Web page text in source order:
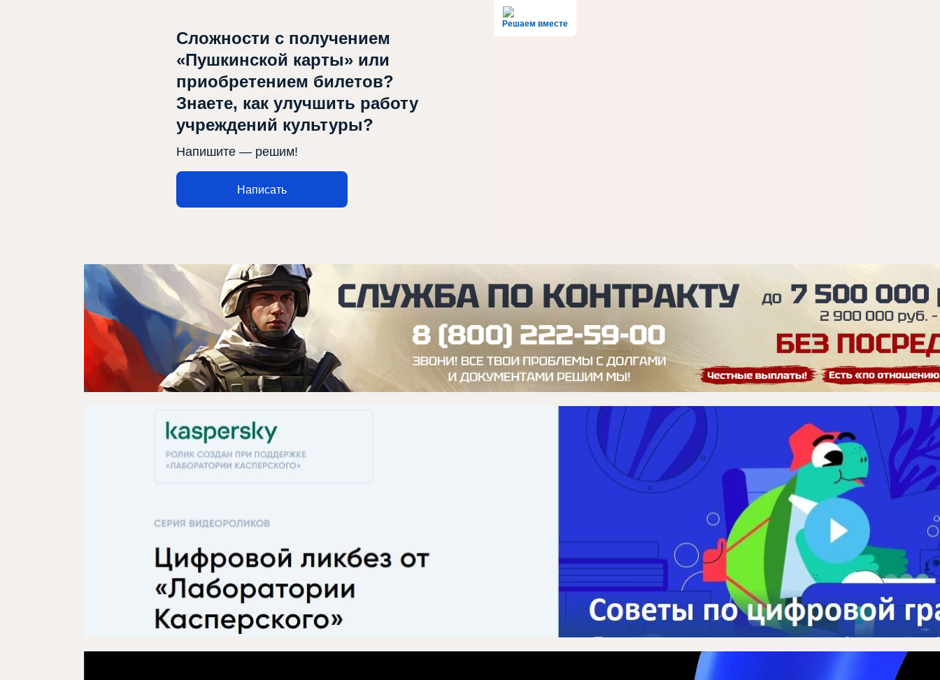
Афиша
Театр турында
Яңалыклар
Репертуар
Решаем вместе
Сложности с получением
«Пушкинской карты» или
приобретением билетов?
Знаете, как улучшить работу
учреждений культуры?
Напишите — решим!
Написать